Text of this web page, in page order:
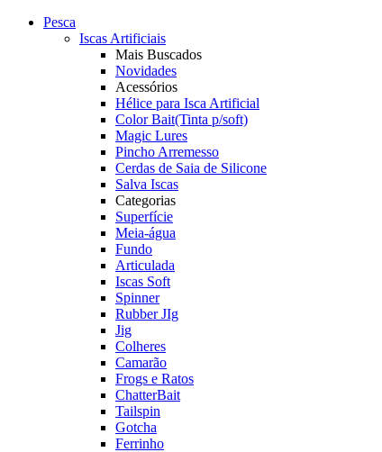
Pesca
Iscas Artificiais
Mais Buscados
Novidades
Acessórios
Hélice para Isca Artificial
Color Bait(Tinta p/soft)
Magic Lures
Pincho Arremesso
Cerdas de Saia de Silicone
Salva Iscas
Categorias
Superfície
Meia-água
Fundo
Articulada
Iscas Soft
Spinner
Rubber JIg
Jig
Colheres
Camarão
Frogs e Ratos
ChatterBait
Tailspin
Gotcha
Ferrinho